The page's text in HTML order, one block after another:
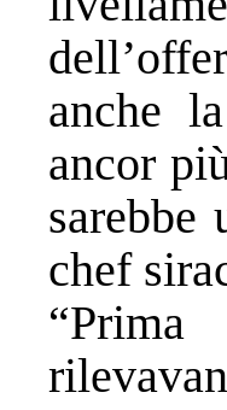
anche
ancor
sarebbe
chef